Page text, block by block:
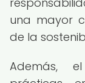
una mayor
de la
Además,